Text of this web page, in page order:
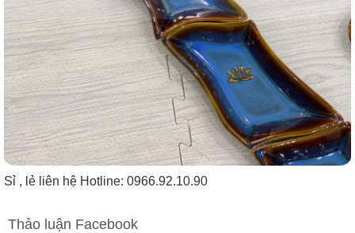
Sỉ , lẻ liên hệ Hotline: 0966.92.10.90
Thảo luận Facebook